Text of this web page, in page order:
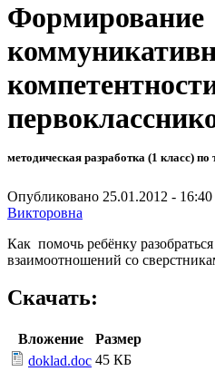
Формирование
методическая разработка (1 класс) по
Опубликовано 25.01.2012 - 16:40
Викторовна
Как помочь ребёнку
взаимоотношений со
Скачать:
Вложение
Размер
doklad.doc 45 КБ